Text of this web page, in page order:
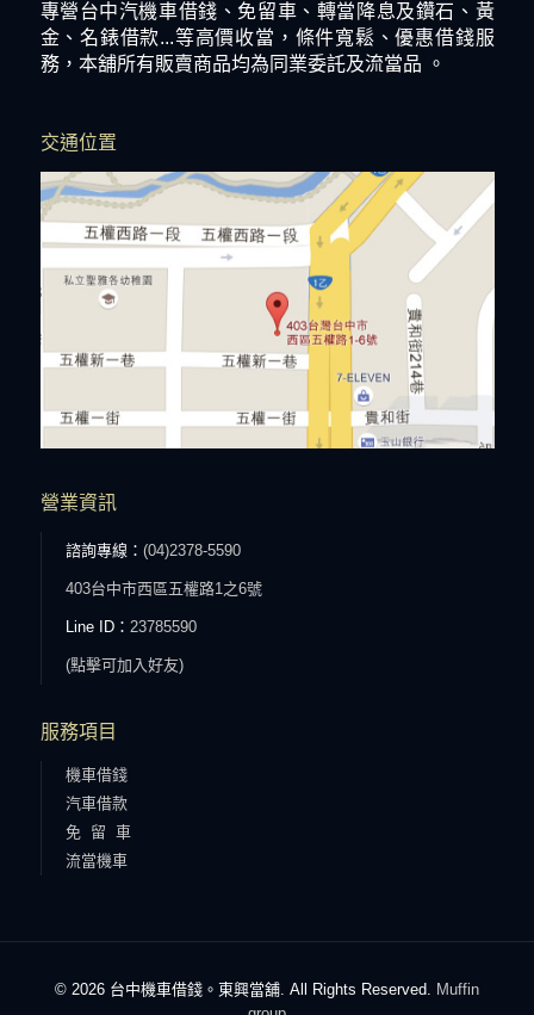
專營台中汽機車借錢、免留車、轉當降息及鑽石、黃
金、名錶借款...等高價收當，條件寬鬆、優惠借錢服
務，本舖所有販賣商品均為同業委託及流當品 。
交通位置
營業資訊
諮詢專線： (04)2378-5590
403台中市西區五權路1之6號
Line ID： 23785590
(點擊可加入好友)
服務項目
機車借錢
汽車借款
免 留 車
流當機車
© 2026 台中機車借錢。東興當舖. All Rights Reserved. Muffin